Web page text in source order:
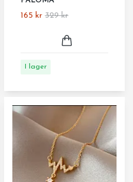
165 kr 329 kr
I lager